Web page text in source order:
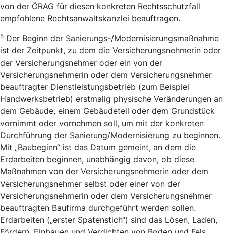
von der ÖRAG für diesen konkreten Rechtsschutzfall
empfohlene Rechtsanwaltskanzlei beauftragen.
5 Der Beginn der Sanierungs-/Modernisierungsmaßnahme
ist der Zeitpunkt, zu dem die Versicherungsnehmerin oder
der Versicherungsnehmer oder ein von der
Versicherungsnehmerin oder dem Versicherungsnehmer
beauftragter Dienstleistungsbetrieb (zum Beispiel
Handwerksbetrieb) erstmalig physische Veränderungen an
dem Gebäude, einem Gebäudeteil oder dem Grundstück
vornimmt oder vornehmen soll, um mit der konkreten
Durchführung der Sanierung/Modernisierung zu beginnen.
Mit „Baubeginn“ ist das Datum gemeint, an dem die
Erdarbeiten beginnen, unabhängig davon, ob diese
Maßnahmen von der Versicherungsnehmerin oder dem
Versicherungsnehmer selbst oder einer von der
Versicherungsnehmerin oder dem Versicherungsnehmer
beauftragten Baufirma durchgeführt werden sollen.
Erdarbeiten („erster Spatenstich“) sind das Lösen, Laden,